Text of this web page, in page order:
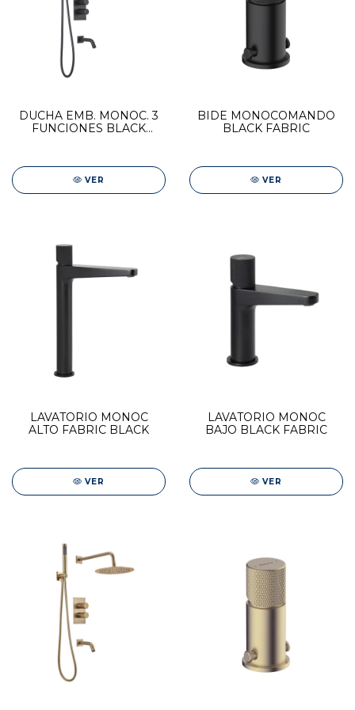
DUCHA EMB. MONOC. 3
FUNCIONES BLACK
VER
BIDE MONOCOMANDO
BLACK FABRIC
VER
LAVATORIO MONOC
ALTO FABRIC BLACK
VER
LAVATORIO MONOC
BAJO BLACK FABRIC
VER